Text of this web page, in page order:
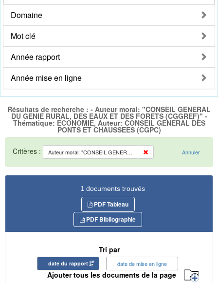
Domaine
Mot clé
Année rapport
Année mise en ligne
Résultats de recherche : - Auteur moral: "CONSEIL GENERAL
DU GENIE RURAL, DES EAUX ET DES FORETS (CGGREF)" -
Thématique: ECONOMIE, Auteur: CONSEIL GENERAL DES
PONTS ET CHAUSSEES (CGPC)
Critères : Auteur moral: "CONSEIL GENERAL DU GENIE RURAL, DES EAUX ET DES FORETS (CGGREF)" Annuler
1 documents trouvés
PDF Tableau
PDF Bibliographie
Tri par
date du rapport date de mise en ligne
Ajouter tous les documents de la page